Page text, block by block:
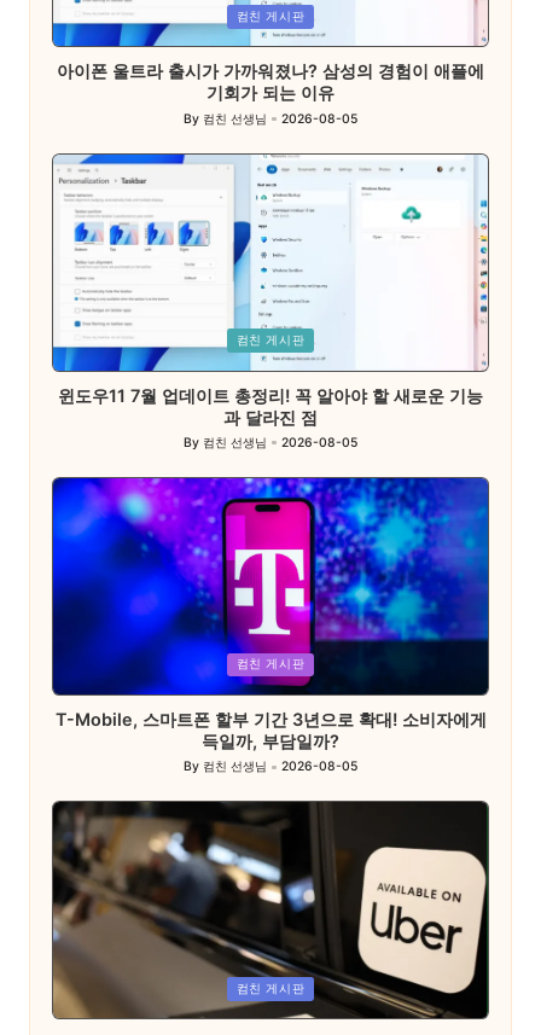
Posted
in
컴친 게시판
아이폰 울트라 출시가 가까워졌나? 삼성의 경험이 애플에
기회가 되는 이유
Posted
By 컴친 선생님 2026-08-05
Posted
in
컴친 게시판
윈도우11 7월 업데이트 총정리! 꼭 알아야 할 새로운 기능
과 달라진 점
Posted
By 컴친 선생님 2026-08-05
컴친 게시판
T-Mobile, 스마트폰 할부 기간 3년으로 확대! 소비자에게
득일까, 부담일까?
Posted
by
By 컴친 선생님 2026-08-05
Posted
in
컴친 게시판